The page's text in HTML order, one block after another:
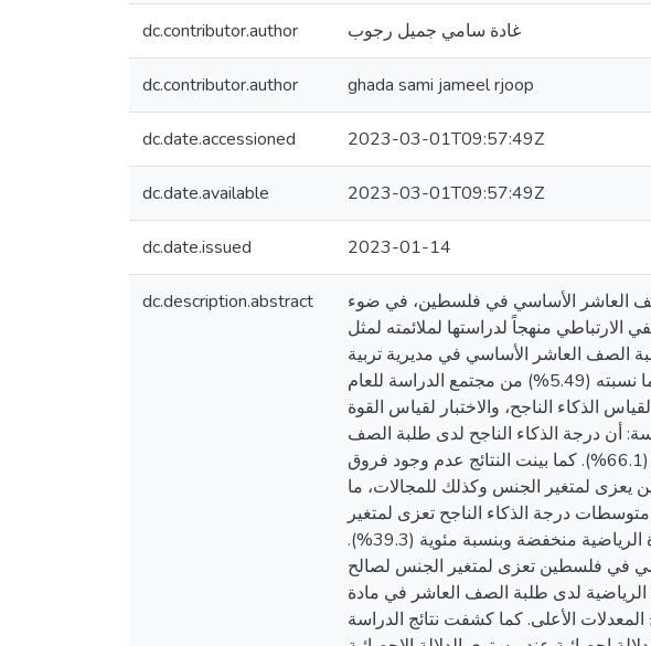
dc.contributor.author غادة سامي جميل رجوب
dc.contributor.author ghada sami jameel rjoop
dc.date.accessioned 2023-03-01T09:57:49Z
dc.date.available 2023-03-01T09:57:49Z
dc.date.issued 2023-01-14
dc.description.abstract
العاشر الأساسي في فلسطين، في ضوء
منهجاً لدراستها لملائمته لمثل
من(3637) طالب وطالبة، من طلبة الصف العاشر الأساسي في مديرية تربية
جنوب الخليل، فقد تم اختيار عينة طبقية عنقودية تكونت من (200) طالباً وطالبة أي ما نسبته (5.49%) من مجتمع الدراسة للعام
لقياس الذكاء الناجح، والاختبار لقياس القوة
أن درجة الذكاء الناجح لدى طلبة الصف
العاشر الأساسي في مادة الرياضيات في فلسطين جاءت بدرجة متوسطة، وبنسبة مئوية (66.1%). كما بينت النتائج عدم وجود فروق
لمتغير الجنس وكذلك للمجالات، ما
درجة الذكاء الناجح تعزى لمتغير
التحصيل السابق في الرياضيات وكانت الفروق لصالح التحصيل الأعلى. كما جاءت درجة القوة الرياضية منخفضة وبنسبة مئوية (39.3%).
في فلسطين تعزى لمتغير الجنس لصالح
لدى طلبة الصف العاشر في مادة
الأعلى. كما كشفت نتائج الدراسة